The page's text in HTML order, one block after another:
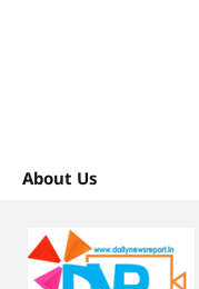
About Us